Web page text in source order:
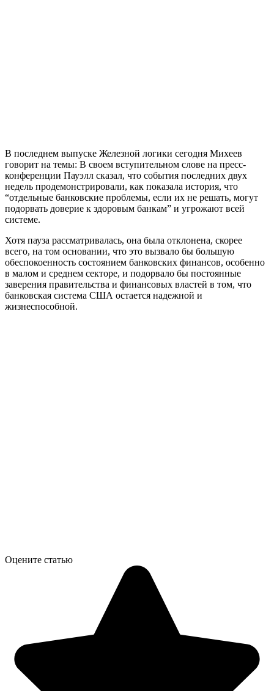
В последнем выпуске Железной логики сегодня Михеев
говорит на темы: В своем вступительном слове на пресс-
конференции Пауэлл сказал, что события последних двух
недель продемонстрировали, как показала история, что
“отдельные банковские проблемы, если их не решать, могут
подорвать доверие к здоровым банкам” и угрожают всей
системе.
Хотя пауза рассматривалась, она была отклонена, скорее
всего, на том основании, что это вызвало бы большую
обеспокоенность состоянием банковских финансов, особенно
в малом и среднем секторе, и подорвало бы постоянные
заверения правительства и финансовых властей в том, что
банковская система США остается надежной и
жизнеспособной.
Оцените статью